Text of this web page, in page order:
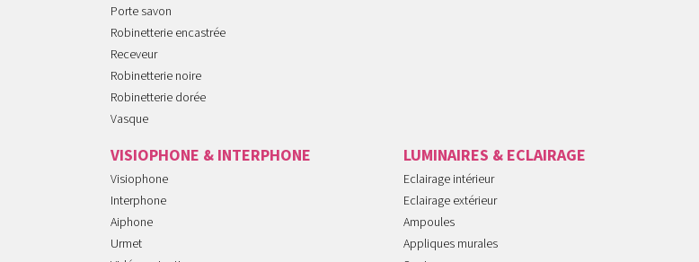
Porte savon
Robinetterie encastrée
Receveur
Robinetterie noire
Robinetterie dorée
Vasque
VISIOPHONE & INTERPHONE
Visiophone
Interphone
Aiphone
Urmet
LUMINAIRES & ECLAIRAGE
Eclairage intérieur
Eclairage extérieur
Ampoules
Appliques murales